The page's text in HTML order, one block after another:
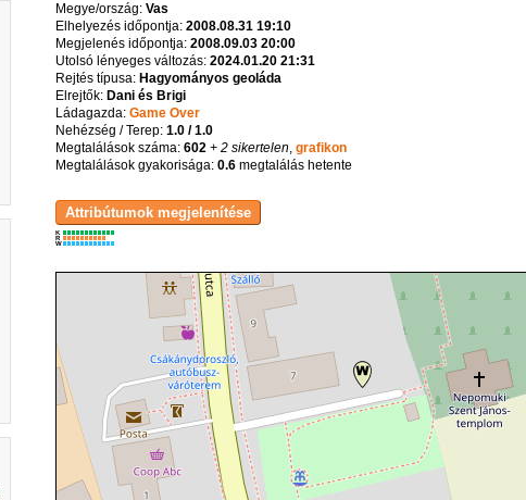
Megye/ország: Vas
Elhelyezés időpontja: 2008.08.31 19:10
Megjelenés időpontja: 2008.09.03 20:00
Utolsó lényeges változás: 2024.01.20 21:31
Rejtés típusa: Hagyományos geoláda
Elrejtők: Dani és Brigi
Ládagazda: Game Over
Nehézség / Terep: 1.0 / 1.0
Megtalálások száma: 602+ 2 sikertelen, grafikon
Megtalálások gyakorisága: 0.6megtalálás hetente
K
R
W